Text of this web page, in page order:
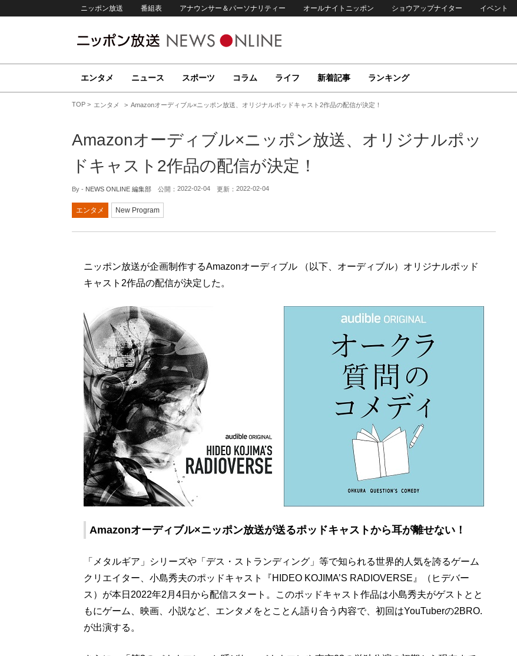
ニッポン放送 番組表 アナウンサー＆パーソナリティー オールナイトニッポン ショウアップナイター イベント
エンタメ ニュース スポーツ コラム ライフ 新着記事 ランキング
TOP エンタメ Amazonオーディブル×ニッポン放送、オリジナルポッドキャスト2作品の配信が決定！
Amazonオーディブル×ニッポン放送、オリジナルポッ
ドキャスト2作品の配信が決定！
By - NEWS ONLINE 編集部 公開： 2022-02-04 更新： 2022-02-04
エンタメ New Program
ニッポン放送が企画制作するAmazonオーディブル （以下、オーディブル）オリジナルポッド
キャスト2作品の配信が決定した。
Amazonオーディブル×ニッポン放送が送るポッドキャストから耳が離せない！
「メタルギア」シリーズや「デス・ストランディング」等で知られる世界的人気を誇るゲーム
クリエイター、小島秀夫のポッドキャスト『HIDEO KOJIMA’S RADIOVERSE』（ヒデバー
ス）が本日2022年2月4日から配信スタート。このポッドキャスト作品は小島秀夫がゲストとと
もにゲーム、映画、小説など、エンタメをとことん語り合う内容で、初回はYouTuberの2BRO.
が出演する。